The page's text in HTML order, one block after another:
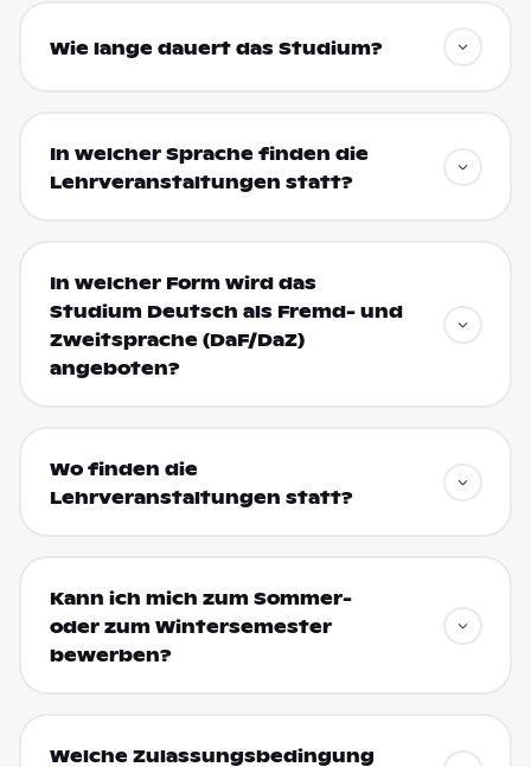
Wie lange dauert das Studium?
In welcher Sprache finden die
Lehrveranstaltungen statt?
In welcher Form wird das
Studium Deutsch als Fremd- und
Zweitsprache (DaF/DaZ)
angeboten?
Wo finden die
Lehrveranstaltungen statt?
Kann ich mich zum Sommer-
oder zum Wintersemester
bewerben?
Welche Zulassungsbedingung